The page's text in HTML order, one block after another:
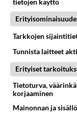
2001-01-
Poliisin veli
Älkää hokeko
mielestänne
KAIKESSA
ole koiran
Lue lisää
Äidin pikku
tietojen käyttö
Tarkkojen
Tunnista laitteet
Erityiset
Tietoturva,
korjaaminen
Mainonnan ja